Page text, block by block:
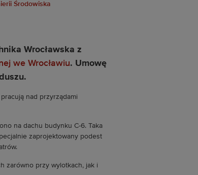
Środowiska
Wrocławska z
we Wrocławiu. Umowę
nad przyrządami
na dachu budynku C-6. Taka
zaprojektowany podest
zarówno przy wylotkach, jak i